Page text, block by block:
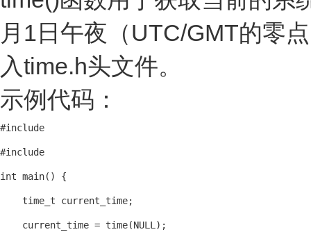
月1日午夜（UTC/GMT的零
入time.h头文件。
示例代码：
#include
#include
int main() {
    time_t current_time;
    current_time = time(NULL);